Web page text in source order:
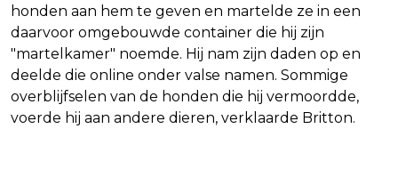
honden aan hem te geven en martelde ze in een
daarvoor omgebouwde container die hij zijn
"martelkamer" noemde. Hij nam zijn daden op en
deelde die online onder valse namen. Sommige
overblijfselen van de honden die hij vermoordde,
voerde hij aan andere dieren, verklaarde Britton.